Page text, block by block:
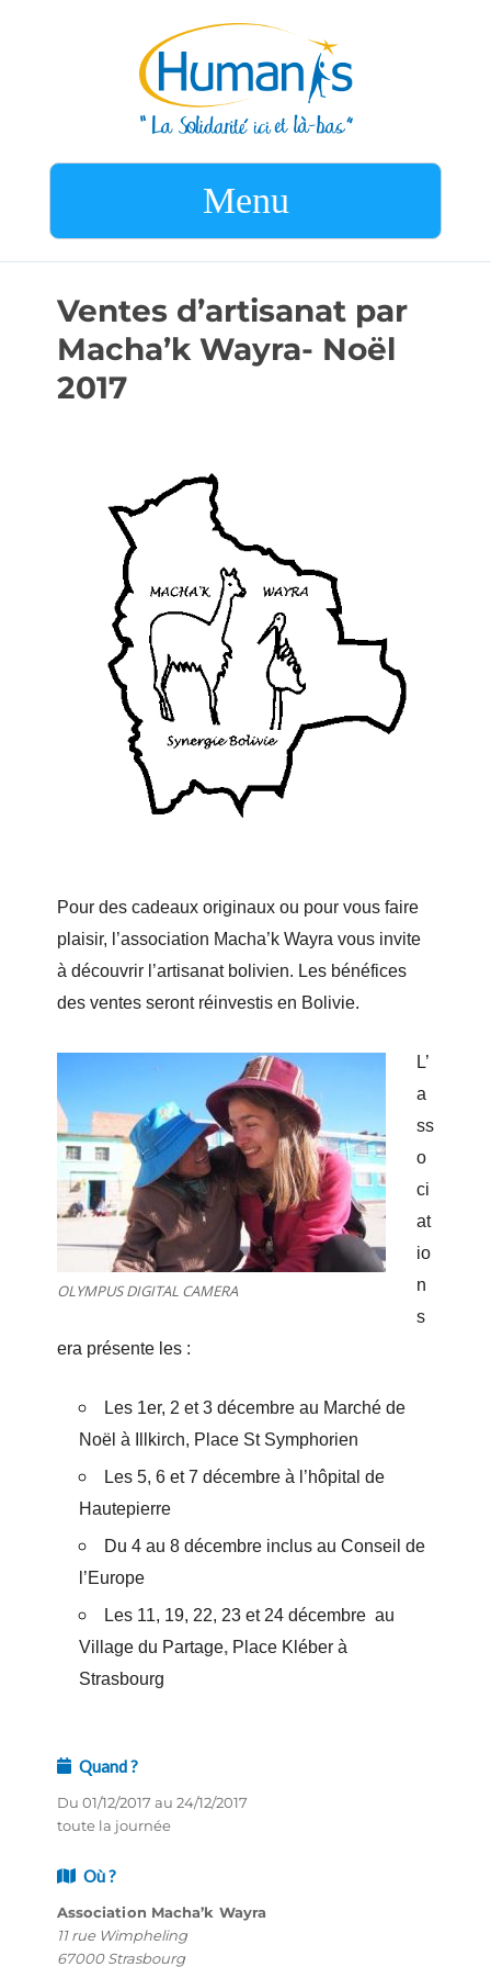
Menu
Ventes d’artisanat par
Macha’k Wayra- Noël
2017
Pour des cadeaux originaux ou pour vous faire
plaisir, l’association Macha’k Wayra vous invite
à découvrir l’artisanat bolivien. Les bénéfices
des ventes seront réinvestis en Bolivie.
OLYMPUS DIGITAL CAMERA
L’
a
ss
o
ci
at
io
n
s
era présente les :
Les 1er, 2 et 3 décembre au Marché de
Noël à Illkirch, Place St Symphorien
Les 5, 6 et 7 décembre à l’hôpital de
Hautepierre
Du 4 au 8 décembre inclus au Conseil de
l’Europe
Les 11, 19, 22, 23 et 24 décembre au
Village du Partage, Place Kléber à
Strasbourg
Quand ?
Du 01/12/2017 au 24/12/2017
toute la journée
Où ?
Association Macha’k Wayra
11 rue Wimpheling
67000 Strasbourg